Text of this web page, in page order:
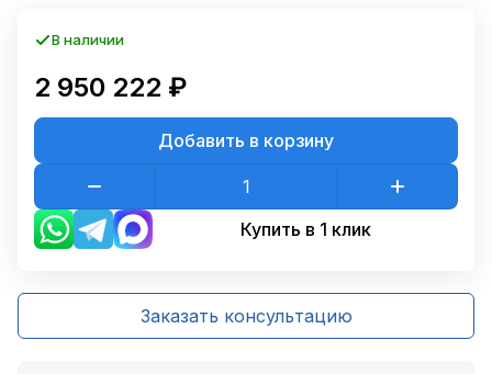
В наличии
2 950 222 ₽
Добавить в корзину
Купить в 1 клик
Заказать консультацию